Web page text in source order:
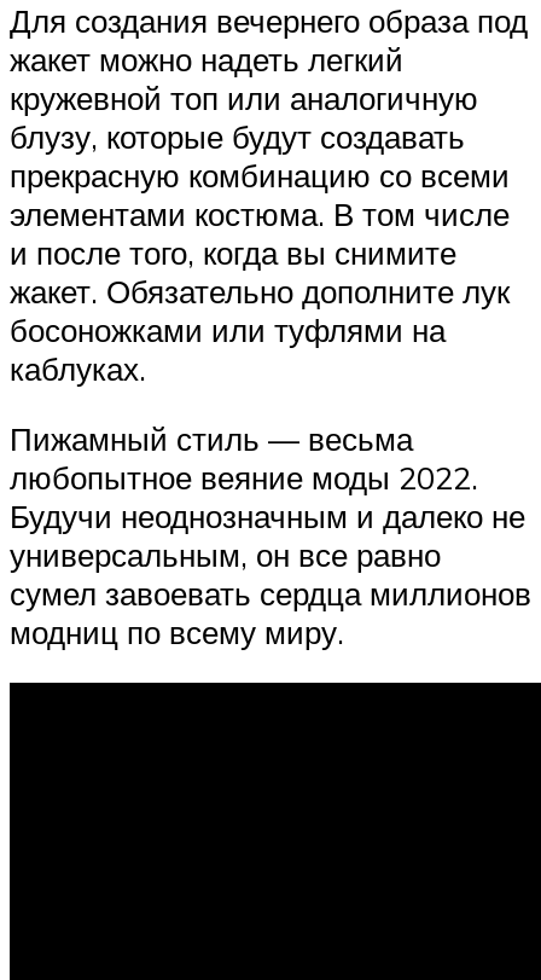
Для создания вечернего образа под
жакет можно надеть легкий
кружевной топ или аналогичную
блузу, которые будут создавать
прекрасную комбинацию со всеми
элементами костюма. В том числе
и после того, когда вы снимите
жакет. Обязательно дополните лук
босоножками или туфлями на
каблуках.
Пижамный стиль — весьма
любопытное веяние моды 2022.
Будучи неоднозначным и далеко не
универсальным, он все равно
сумел завоевать сердца миллионов
модниц по всему миру.